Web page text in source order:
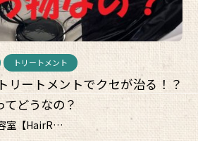
トリートメント
リートメントでクセが治る！？
どうなの？
室【HairR…